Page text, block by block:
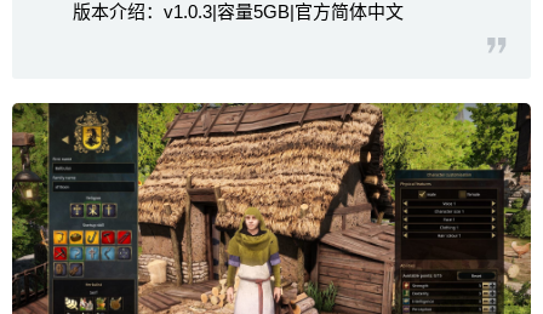
版本介绍：v1.0.3|容量5GB|官方简体中文